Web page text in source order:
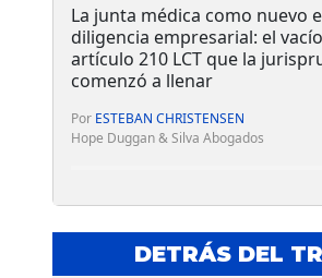
La junta médica como nuevo
diligencia empresarial: el
artículo 210 LCT que la
comenzó a llenar
Por ESTEBAN CHRISTENSEN
Hope Duggan & Silva Abogados
DETRÁS DEL